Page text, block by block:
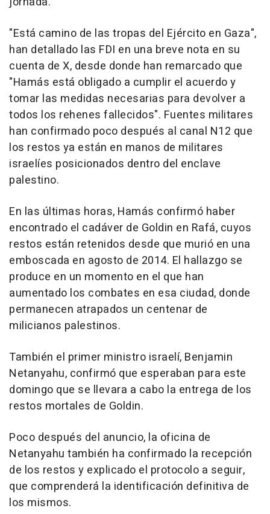
"Está camino de las tropas del Ejército en Gaza",
han detallado las FDI en una breve nota en su
cuenta de X, desde donde han remarcado que
"Hamás está obligado a cumplir el acuerdo y
tomar las medidas necesarias para devolver a
todos los rehenes fallecidos". Fuentes militares
han confirmado poco después al canal N12 que
los restos ya están en manos de militares
israelíes posicionados dentro del enclave
palestino.
En las últimas horas, Hamás confirmó haber
encontrado el cadáver de Goldin en Rafá, cuyos
restos están retenidos desde que murió en una
emboscada en agosto de 2014. El hallazgo se
produce en un momento en el que han
aumentado los combates en esa ciudad, donde
permanecen atrapados un centenar de
milicianos palestinos.
También el primer ministro israelí, Benjamin
Netanyahu, confirmó que esperaban para este
domingo que se llevara a cabo la entrega de los
restos mortales de Goldin.
Poco después del anuncio, la oficina de
Netanyahu también ha confirmado la recepción
de los restos y explicado el protocolo a seguir,
que comprenderá la identificación definitiva de
los mismos.